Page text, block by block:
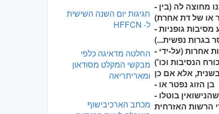
- אנשים נשואים – מדובר באנשים שהתחתנו בכנסייה וכן באלו שהתחתנו מחוצה לה (בין
- אלה שאינם מסוגלים להתחתן עקב ליקוי חמור ביותר (חוסר יכולת הנובע מסיבות גופניות
- אלה שאינם עושים כן מרצונם החופשי, אלא נאלצים להתחתן מסיבות אחרות (על-ידי
- בן הזוג נפטר או
- ברית הנישואין הוכרה כבטלה ומבוטלת על ידי הכנסייה. לא די בכך שהנישואין בוטלו
חגיגות יום השנה השישית
ל- HFFCN
החלטה מדאיגה כלפי
מבקשי המקלט מסודאון
ומאריתריאה
מכתב הארכיבישוף